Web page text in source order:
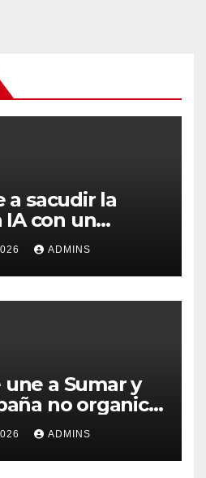
a sacudir la
IA con un
de trabajar
intervención
ADMINS
a Sumar y
no organice
con
«atentar
nacional»
ADMINS